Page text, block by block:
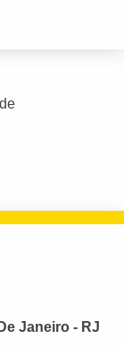
Janeiro - RJ